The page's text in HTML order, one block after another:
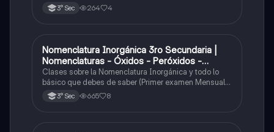
3° Sec 264 4
Química
Nomenclatura Inorgánica 3ro Secundaria |
Nomenclaturas - Óxidos - Peróxidos -
Hidróxido o Bases
Clases sobre la Nomenclatura Inorgánica y todo lo
básico que debes de saber (Primer examen Mensual
2025)3° Sec 665 8